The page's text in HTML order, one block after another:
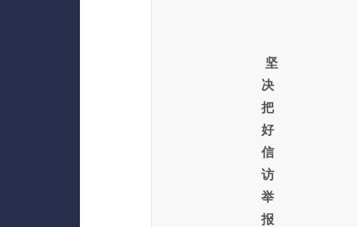
坚
决
把
好
信
访
举
报